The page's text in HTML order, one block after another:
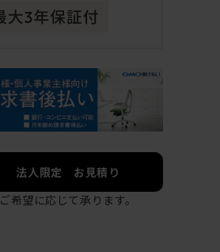
法人限定 お見積り
ご希望に応じて承ります。